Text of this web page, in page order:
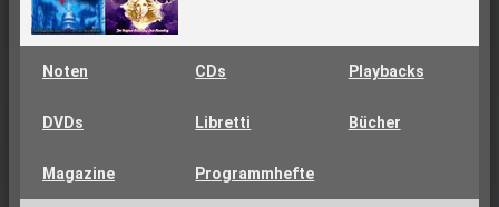
Noten CDs Playbacks
DVDs Libretti Bücher
Magazine Programmhefte